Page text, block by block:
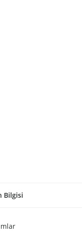
Bilgisi